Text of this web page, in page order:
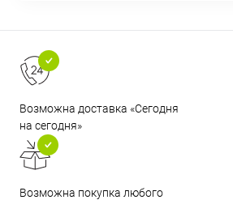
Возможна доставка «Сегодня
на сегодня»
Возможна покупка любого